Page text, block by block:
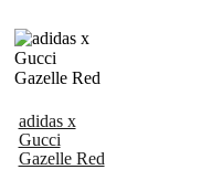
adidas x
Gucci
Gazelle Red